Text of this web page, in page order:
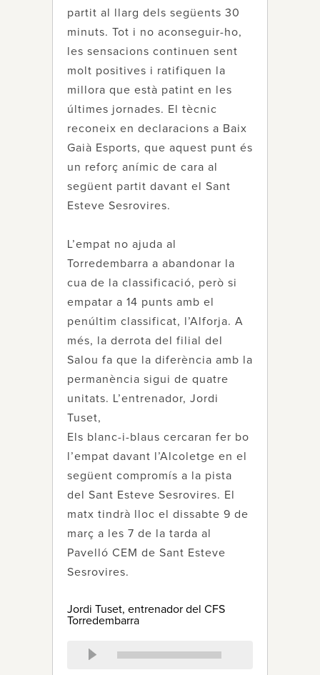
partit al llarg dels següents 30
minuts. Tot i no aconseguir-ho,
les sensacions continuen sent
molt positives i ratifiquen la
millora que està patint en les
últimes jornades. El tècnic
reconeix en declaracions a Baix
Gaià Esports, que aquest punt és
un reforç anímic de cara al
següent partit davant el Sant
Esteve Sesrovires.
L’empat no ajuda al
Torredembarra a abandonar la
cua de la classificació, però si
empatar a 14 punts amb el
penúltim classificat, l’Alforja. A
més, la derrota del filial del
Salou fa que la diferència amb la
permanència sigui de quatre
unitats. L’entrenador, Jordi
Tuset,
Els blanc-i-blaus cercaran fer bo
l’empat davant l’Alcoletge en el
següent compromís a la pista
del Sant Esteve Sesrovires. El
matx tindrà lloc el dissabte 9 de
març a les 7 de la tarda al
Pavelló CEM de Sant Esteve
Sesrovires.
Jordi Tuset, entrenador del CFS
Torredembarra